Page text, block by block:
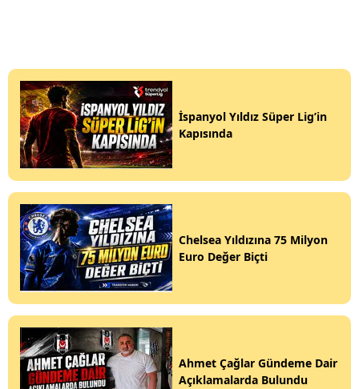
İspanyol Yıldız Süper Lig’in
Kapısında
Chelsea Yıldızına 75 Milyon
Euro Değer Biçti
Ahmet Çağlar Gündeme Dair
Açıklamalarda Bulundu